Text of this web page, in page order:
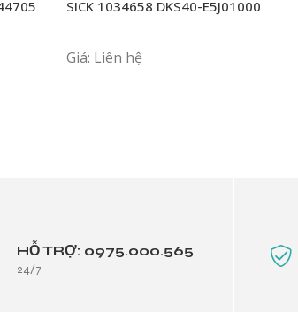
SICK 1034658 DKS40-E5J01000
Giá: Liên hệ
HỖ TRỢ: 0975.000.565
24/7